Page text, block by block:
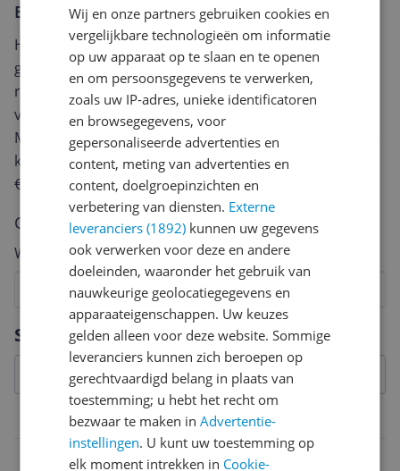
Specificaties
Belangrijkste kenmerken
Er zijn nog geen reviews geschreven
Heb jij dit product in bezit en wil je graag je mening
geven? Start dan hieronder met het schrijven van je
review. Afhankelijk van de details duurt het schrijven
van een review gemiddeld tussen de 3 en 10 minuten.
Met jouw mening help je andere bezoekers een betere
keuze te maken én maak je iedere maand kans op
€250,-!
Klik hier voor de actievoorwaarden.
Cijfer
Welk cijfer geef jij dit product?
8
7
6
5
4
3
2
Vraag 1 van 4
Wij en onze partners gebruiken cookies en
vergelijkbare technologieën om informatie
op uw apparaat op te slaan en te openen
en om persoonsgegevens te verwerken,
zoals uw IP-adres, unieke identificatoren
en browsegegevens, voor
gepersonaliseerde advertenties en
content, meting van advertenties en
content, doelgroepinzichten en
verbetering van diensten. Externe
leveranciers (1892) kunnen uw gegevens
ook verwerken voor deze en andere
doeleinden, waaronder het gebruik van
nauwkeurige geolocatiegegevens en
apparaateigenschappen. Uw keuzes
gelden alleen voor deze website. Sommige
leveranciers kunnen zich beroepen op
gerechtvaardigd belang in plaats van
toestemming; u hebt het recht om
bezwaar te maken inAdvertentie-
instellingen. U kunt uw toestemming op
elk moment intrekken in Cookie-